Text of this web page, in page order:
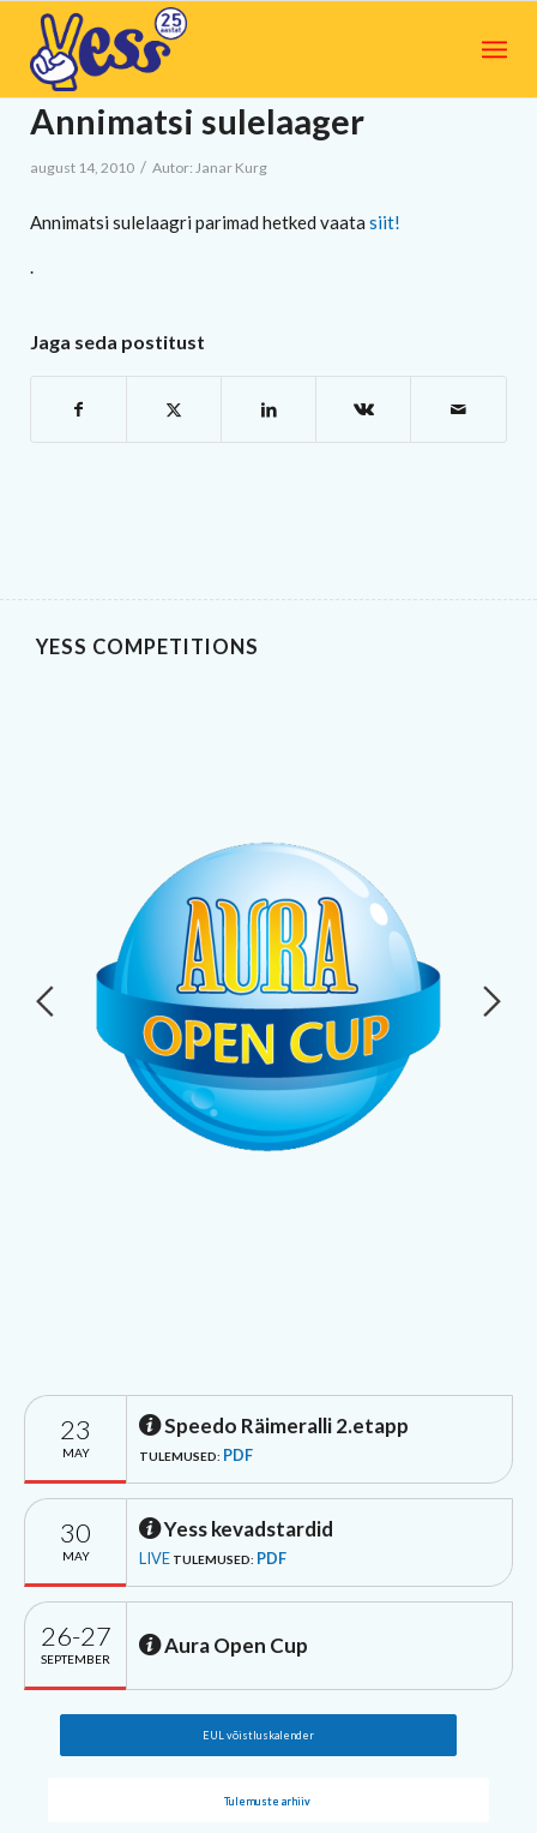
Annimatsi sulelaager
august 14, 2010 / Autor: Janar Kurg
Annimatsi sulelaagri parimad hetked vaata siit!
Jaga seda postitust
YESS COMPETITIONS
23
MAY
Speedo Räimeralli 2.etapp
TULEMUSED: PDF
30
MAY
Yess kevadstardid
LIVE TULEMUSED: PDF
26-27
SEPTEMBER
Aura Open Cup
EUL võistluskalender
Tulemuste arhiiv